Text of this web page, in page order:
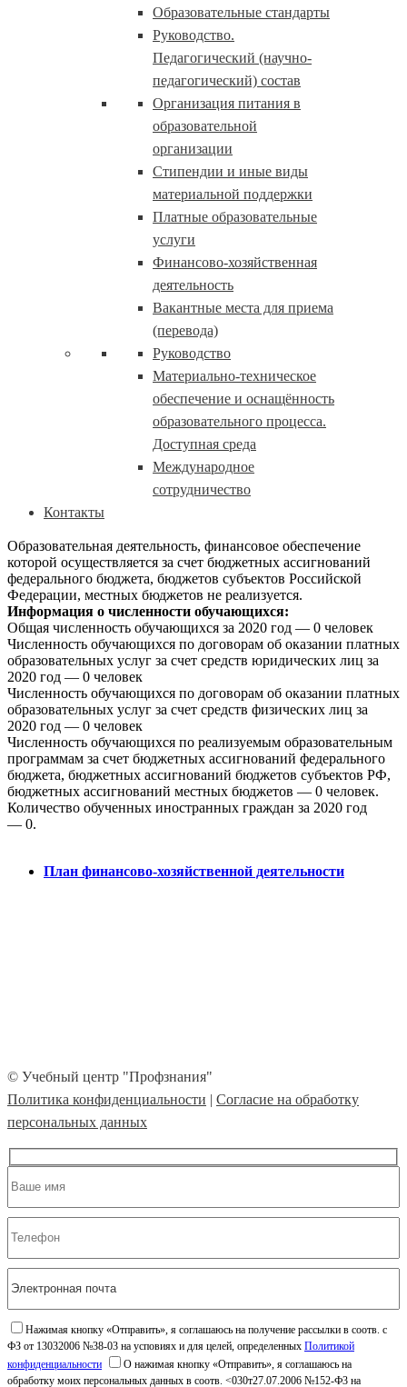
Образовательные стандарты
Руководство.
Педагогический (научно-
педагогический) состав
Организация питания в
образовательной
организации
Стипендии и иные виды
материальной поддержки
Платные образовательные
услуги
Финансово-хозяйственная
деятельность
Вакантные места для приема
(перевода)
Руководство
Материально-техническое
обеспечение и оснащённость
образовательного процесса.
Доступная среда
Международное
сотрудничество
Контакты
Образовательная деятельность, финансовое обеспечение
которой осуществляется за счет бюджетных ассигнований
федерального бюджета, бюджетов субъектов Российской
Федерации, местных бюджетов не реализуется.
Информация о численности обучающихся:
Общая численность обучающихся за 2020 год — 0 человек
Численность обучающихся по договорам об оказании платных
образовательных услуг за счет средств юридических лиц за
2020 год — 0 человек
Численность обучающихся по договорам об оказании платных
образовательных услуг за счет средств физических лиц за
2020 год — 0 человек
Численность обучающихся по реализуемым образовательным
программам за счет бюджетных ассигнований федерального
бюджета, бюджетных ассигнований бюджетов субъектов РФ,
бюджетных ассигнований местных бюджетов — 0 человек.
Количество обученных иностранных граждан за 2020 год
— 0.
План финансово-хозяйственной деятельности
© Учебный центр "Профзнания"
Политика конфиденциальности | Согласие на обработку
персональных данных
Нажимая кнопку «Отправить», я соглашаюсь на получение рассылки в соотв. с
ФЗ от 13032006 №38-03 на усповиях и для целей, определенных Политикой
конфиденциальности
О нажимая кнопку «Отправить», я соглашаюсь на
обработку моих персональных данных в соотв. <030т27.07.2006 №152-Ф3 на